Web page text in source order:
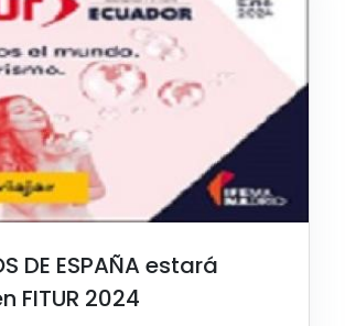
DE ESPAÑA estará
FITUR 2024